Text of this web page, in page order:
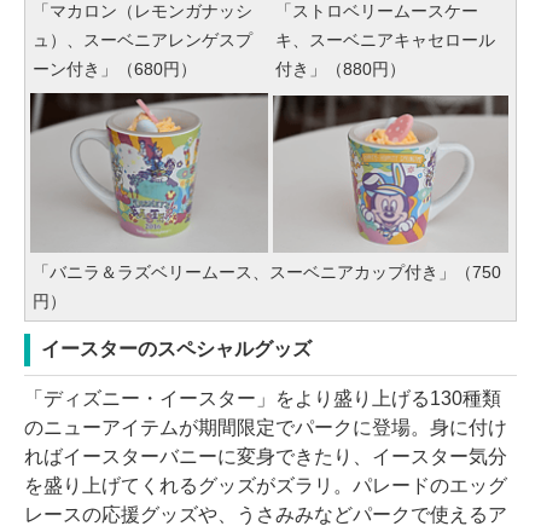
「マカロン（レモンガナッシ
ュ）、スーベニアレンゲスプ
ーン付き」（680円）
「ストロベリームースケー
キ、スーベニアキャセロール
付き」（880円）
「バニラ＆ラズベリームース、スーベニアカップ付き」（750
円）
イースターのスペシャルグッズ
「ディズニー・イースター」をより盛り上げる130種類
のニューアイテムが期間限定でパークに登場。身に付け
ればイースターバニーに変身できたり、イースター気分
を盛り上げてくれるグッズがズラリ。パレードのエッグ
レースの応援グッズや、うさみみなどパークで使えるア